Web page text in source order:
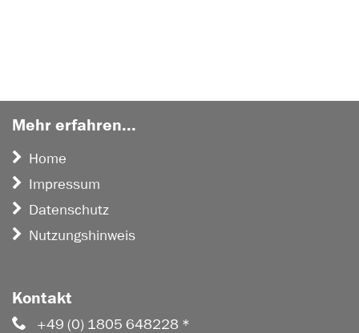
Mehr erfahren...
Home
Impressum
Datenschutz
Nutzungshinweis
Kontakt
+49 (0) 1805 648228 *